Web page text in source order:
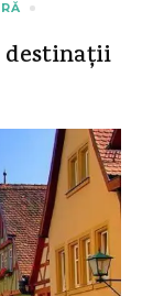
destinații